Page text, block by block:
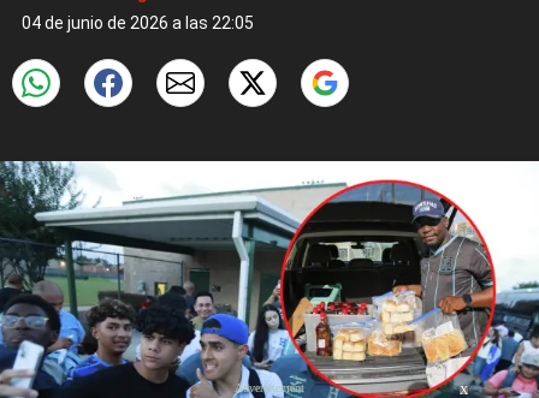
04 de junio de 2026 a las 22:05
X